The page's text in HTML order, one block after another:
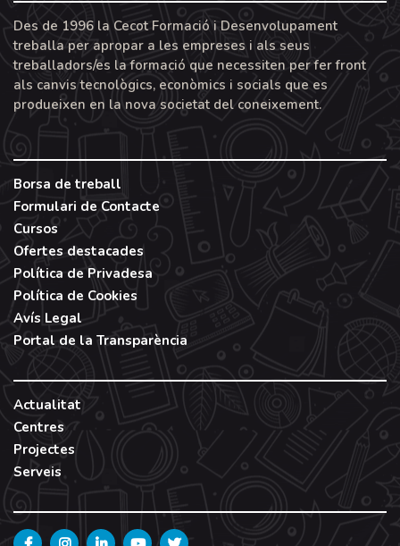
Des de 1996 la Cecot Formació i Desenvolupament
treballa per apropar a les empreses i als seus
treballadors/es la formació que necessiten per fer front
als canvis tecnològics, econòmics i socials que es
produeixen en la nova societat del coneixement.
Borsa de treball
Formulari de Contacte
Cursos
Ofertes destacades
Política de Privadesa
Política de Cookies
Avís Legal
Portal de la Transparència
Actualitat
Centres
Projectes
Serveis